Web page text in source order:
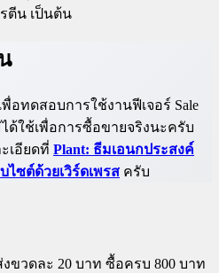
ตีน เป็นต้น
ทดสอบการใช้งานฟีเจอร์ Sale
ได้ใช้เพื่อการซื้อขายจริงนะครับ
เอียดที่ Plant: ธีมเอนกประสงค์
ไซต์ด้วยเวิร์ดเพรส ครับ
ขวดละ 20 บาท ซื้อครบ 800 บาท